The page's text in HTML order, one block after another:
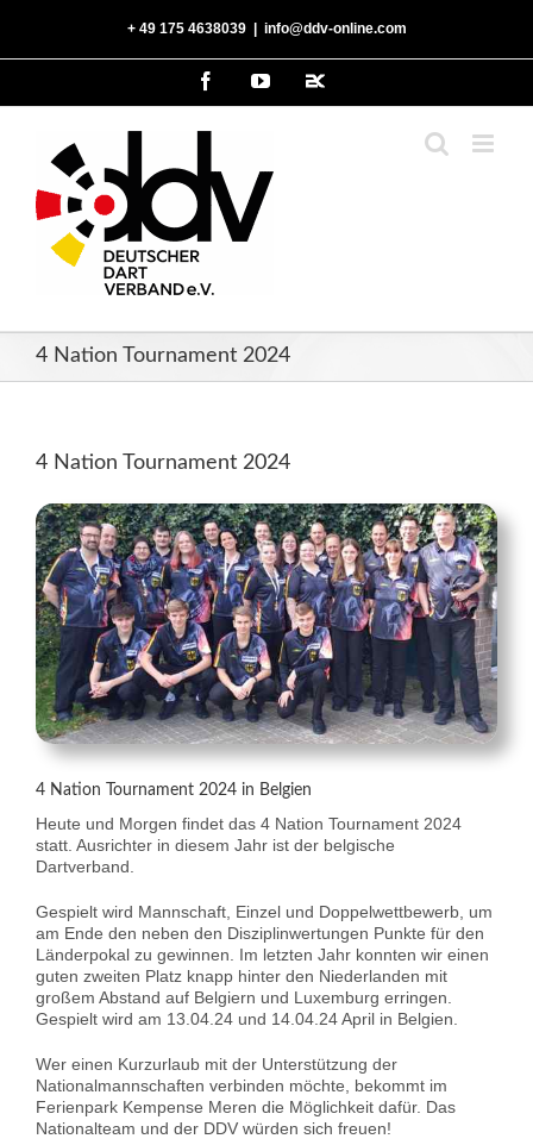
‭+ 49 175 4638039‬ info@ddv-online.com
FacebookYouTube2kDart
4 Nation Tournament 2024
4 Nation Tournament 2024
4 Nation Tournament 2024 in Belgien
Heute und Morgen findet das 4 Nation Tournament 2024
statt. Ausrichter in diesem Jahr ist der belgische
Dartverband.
Gespielt wird Mannschaft, Einzel und Doppelwettbewerb, um
am Ende den neben den Disziplinwertungen Punkte für den
Länderpokal zu gewinnen. Im letzten Jahr konnten wir einen
guten zweiten Platz knapp hinter den Niederlanden mit
großem Abstand auf Belgiern und Luxemburg erringen.
Gespielt wird am 13.04.24 und 14.04.24 April in Belgien.
Wer einen Kurzurlaub mit der Unterstützung der
Nationalmannschaften verbinden möchte, bekommt im
Ferienpark Kempense Meren die Möglichkeit dafür. Das
Nationalteam und der DDV würden sich freuen!